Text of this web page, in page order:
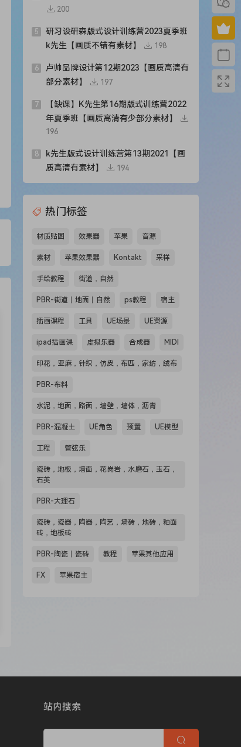
200
5
研习设研森版式设计训练营2023夏季班
k先生【画质不错有素材】
198
6
卢帅品牌设计第12期2023【画质高清有
部分素材】
197
7
【缺课】K先生第16期版式训练营2022
年夏季班【画质高清有少部分素材】
196
8
k先生版式设计训练营第13期2021【画
质高清有素材】
194
热门标签
材质贴图 效果器 苹果 音源
素材 苹果效果器 Kontakt 采样
手绘教程 街道，自然
PBR-街道丨地面丨自然 ps教程 宿主
插画课程 工具 UE场景 UE资源
ipad插画课 虚拟乐器 合成器 MIDI
印花，亚麻，针织，仿皮，布匹，家纺，绒布
PBR-布料
水泥，地面，路面，墙壁，墙体，沥青
PBR-混凝土 UE角色 预置 UE模型
工程 管弦乐
瓷砖，地板，墙面，花岗岩，水磨石，玉石，
石英
PBR-大理石
瓷砖，瓷器，陶器，陶艺，墙砖，地砖，釉面
砖，地板砖
PBR-陶瓷丨瓷砖 教程 苹果其他应用
FX 苹果宿主
站内搜索